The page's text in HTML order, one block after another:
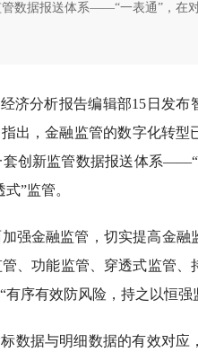
数据报送体系——“一表通”，在
济分析报告编辑部15日发
出，金融监管的数字化转
创新监管数据报送体系
”监管。
强金融监管，切实提高金
、功能监管、穿透式监管
序有效防风险，持之以恒强
数据与明细数据的有效对